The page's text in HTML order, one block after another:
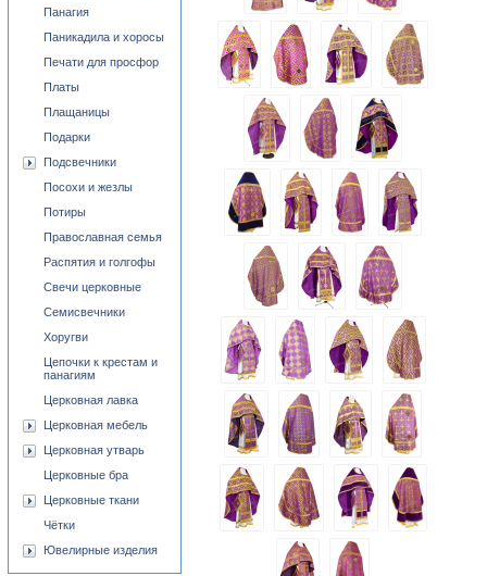
Панагия
Паникадила и хоросы
Печати для просфор
Платы
Плащаницы
Подарки
Подсвечники
Посохи и жезлы
Потиры
Православная семья
Распятия и голгофы
Свечи церковные
Семисвечники
Хоругви
Цепочки к крестам и
панагиям
Церковная лавка
Церковная мебель
Церковная утварь
Церковные бра
Церковные ткани
Чётки
Ювелирные изделия